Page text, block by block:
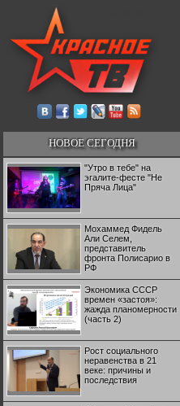
НОВОЕ СЕГОДНЯ
"Утро в тебе" на
эгалите-фесте "Не
Пряча Лица"
Мохаммед Фидель
Али Селем,
представитель
фронта Полисарио в
РФ
Экономика СССР
времен «застоя»:
жажда планомерности
(часть 2)
Рост социального
неравенства в 21
веке: причины и
последствия